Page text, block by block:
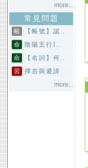
more...
常見問題
帳
【帳號】認..
命
陰陽五行I..
命
【名詞】何..
習
擇吉與避諱
more...